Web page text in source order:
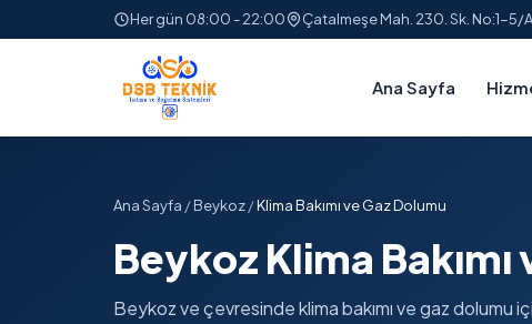
Her gün 08:00 - 22:00 Çatalmeşe Mah. 230. Sk. No:1-
Ana Sayfa
Ana Sayfa /Beykoz/Klima Bakımı ve Gaz Dolumu
Beykoz Klima
Beykoz ve çevresinde klima bakımı ve gaz